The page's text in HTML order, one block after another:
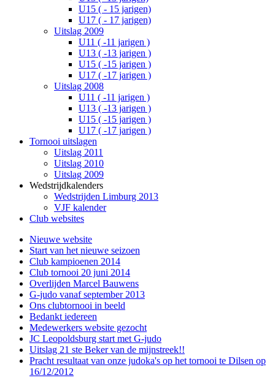
U15 ( - 15 jarigen)
U17 ( - 17 jarigen)
Uitslag 2009
U11 ( -11 jarigen )
U13 ( -13 jarigen )
U15 ( -15 jarigen )
U17 ( -17 jarigen )
Uitslag 2008
U11 ( -11 jarigen )
U13 ( -13 jarigen )
U15 ( -15 jarigen )
U17 ( -17 jarigen )
Tornooi uitslagen
Uitslag 2011
Uitslag 2010
Uitslag 2009
Wedstrijdkalenders
Wedstrijden Limburg 2013
VJF kalender
Club websites
Nieuwe website
Start van het nieuwe seizoen
Club kampioenen 2014
Club tornooi 20 juni 2014
Overlijden Marcel Bauwens
G-judo vanaf september 2013
Ons clubtornooi in beeld
Bedankt iedereen
Medewerkers website gezocht
JC Leopoldsburg start met G-judo
Uitslag 21 ste Beker van de mijnstreek!!
Pracht resultaat van onze judoka's op het tornooi te Dilsen op
16/12/2012